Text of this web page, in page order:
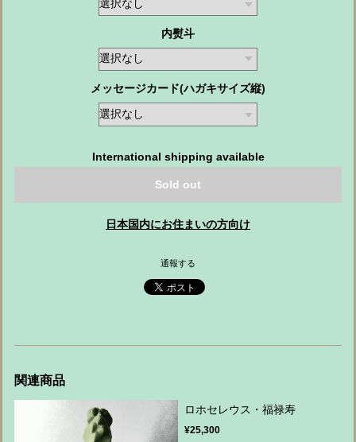
内熨斗
メッセージカード(ハガキサイズ縦)
International shipping available
Sold out
日本国内にお住まいの方向け
通報する
関連商品
ロホセレウス・福禄寿
¥25,300